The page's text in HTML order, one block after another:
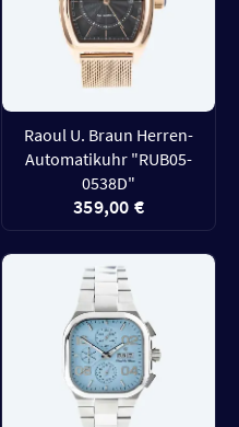
Raoul U. Braun Herren-
Automatikuhr "RUB05-
0538D"
359,00 €